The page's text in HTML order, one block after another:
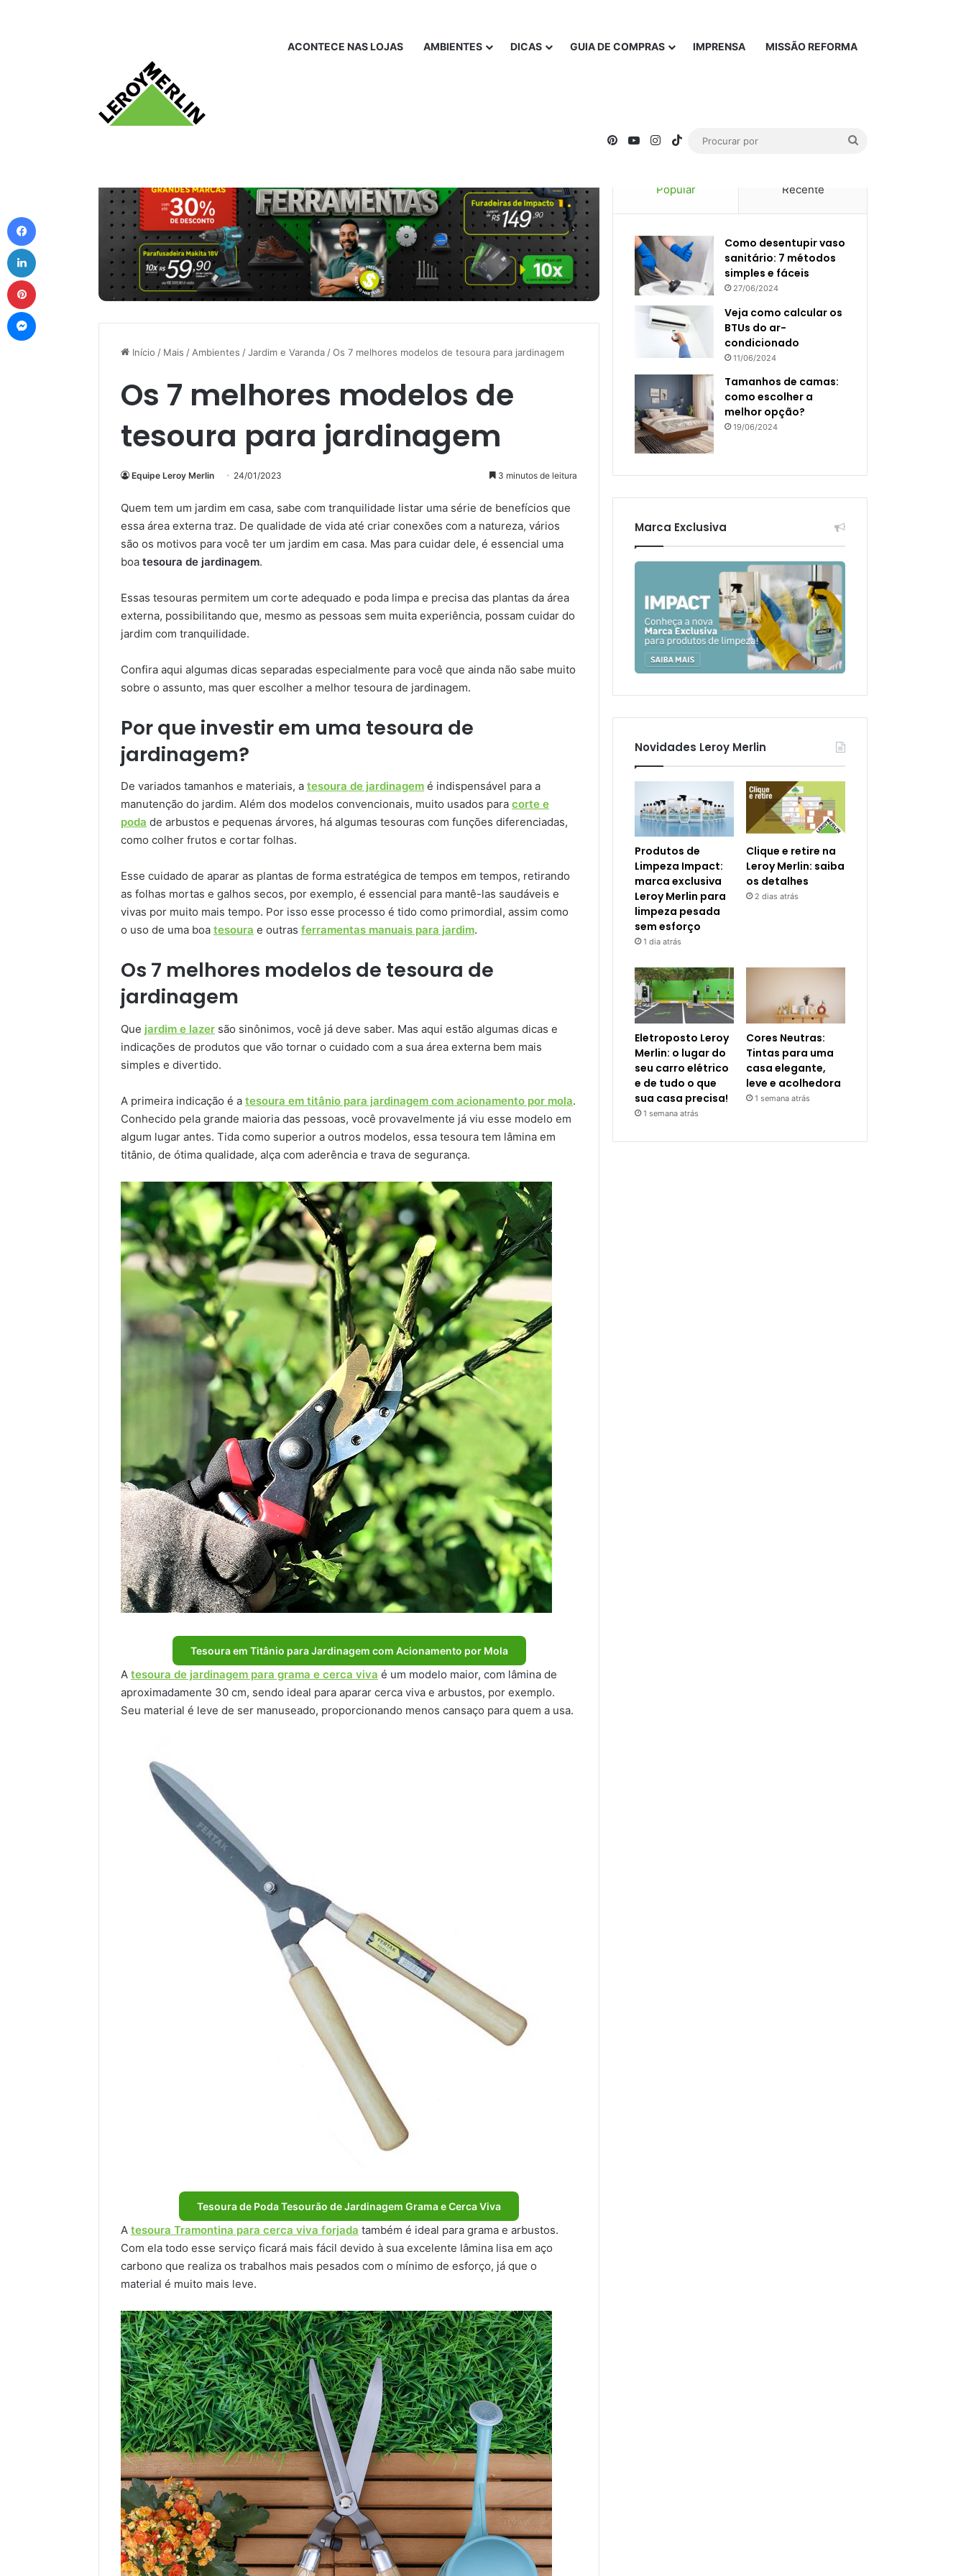
ACONTECE NAS LOJAS AMBIENTES DICAS GUIA DE COMPRAS IMPRENSA MISSÃO REFORMA
PinterestYouTubeInstagram
TikTok
Início / Mais / Ambientes /Jardim e Varanda /Os 7 melhores modelos de tesoura para jardinagem
Os 7 melhores modelos de
tesoura para jardinagem
Equipe Leroy Merlin 24/01/2023 3 minutos de leitura
Quem tem um jardim em casa, sabe com tranquilidade listar uma série de benefícios que
essa área externa traz. De qualidade de vida até criar conexões com a natureza, vários
são os motivos para você ter um jardim em casa. Mas para cuidar dele, é essencial uma
boa tesoura de jardinagem.
Essas tesouras permitem um corte adequado e poda limpa e precisa das plantas da área
externa, possibilitando que, mesmo as pessoas sem muita experiência, possam cuidar do
jardim com tranquilidade.
Confira aqui algumas dicas separadas especialmente para você que ainda não sabe muito
sobre o assunto, mas quer escolher a melhor tesoura de jardinagem.
Por que investir em uma tesoura de
jardinagem?
De variados tamanhos e materiais, a tesoura de jardinagem é indispensável para a
manutenção do jardim. Além dos modelos convencionais, muito usados para corte e
poda de arbustos e pequenas árvores, há algumas tesouras com funções diferenciadas,
como colher frutos e cortar folhas.
Esse cuidado de aparar as plantas de forma estratégica de tempos em tempos, retirando
as folhas mortas e galhos secos, por exemplo, é essencial para mantê-las saudáveis e
vivas por muito mais tempo. Por isso esse processo é tido como primordial, assim como
o uso de uma boa tesoura e outras ferramentas manuais para jardim.
Os 7 melhores modelos de tesoura de
jardinagem
Que jardim e lazer são sinônimos, você já deve saber. Mas aqui estão algumas dicas e
indicações de produtos que vão tornar o cuidado com a sua área externa bem mais
simples e divertido.
A primeira indicação é a tesoura em titânio para jardinagem com acionamento por mola.
Conhecido pela grande maioria das pessoas, você provavelmente já viu esse modelo em
algum lugar antes. Tida como superior a outros modelos, essa tesoura tem lâmina em
titânio, de ótima qualidade, alça com aderência e trava de segurança.
Tesoura em Titânio para Jardinagem com Acionamento por Mola
A tesoura de jardinagem para grama e cerca viva é um modelo maior, com lâmina de
aproximadamente 30 cm, sendo ideal para aparar cerca viva e arbustos, por exemplo.
Seu material é leve de ser manuseado, proporcionando menos cansaço para quem a usa.
Tesoura de Poda Tesourão de Jardinagem Grama e Cerca Viva
A tesoura Tramontina para cerca viva forjada também é ideal para grama e arbustos.
Com ela todo esse serviço ficará mais fácil devido à sua excelente lâmina lisa em aço
carbono que realiza os trabalhos mais pesados com o mínimo de esforço, já que o
material é muito mais leve.
Popular Recente
Como desentupir vaso
sanitário: 7 métodos
simples e fáceis
27/06/2024
Veja como calcular os
BTUs do ar-
condicionado
11/06/2024
Tamanhos de camas:
como escolher a
melhor opção?
19/06/2024
Marca Exclusiva
Novidades Leroy Merlin
Produtos de
Limpeza Impact:
marca exclusiva
Leroy Merlin para
limpeza pesada
sem esforço
1 dia atrás
Clique e retire na
Leroy Merlin: saiba
os detalhes
2 dias atrás
Eletroposto Leroy
Merlin: o lugar do
seu carro elétrico
e de tudo o que
sua casa precisa!
1 semana atrás
Cores Neutras:
Tintas para uma
casa elegante,
leve e acolhedora
1 semana atrás